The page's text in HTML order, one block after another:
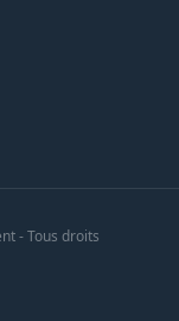
- Tous droits